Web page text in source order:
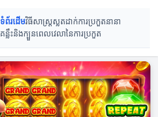
ទំព័រដើមវិធីសាស្រ្តស្លតដាក់ការប្រកួតនានា
គន្លឹះនិងក្បួនពេលវេលានៃការប្រកួត